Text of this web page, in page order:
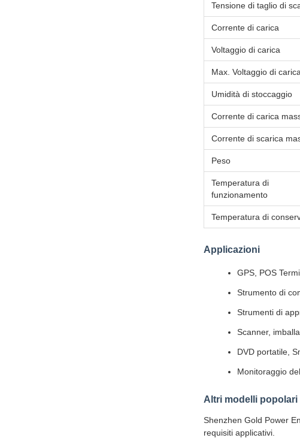
Tensione di taglio di
Corrente di carica
Voltaggio di carica
Max. Voltaggio di carica
Umidità di stoccaggio
Corrente di carica
Corrente di scarica
Peso
Temperatura di
funzionamento
Temperatura di
Applicazioni
GPS, POS
Strumento di
Strumenti di
Scanner,
DVD portatile,
Monitoraggio
Altri modelli
Shenzhen Gold Power
requisiti applicativi.